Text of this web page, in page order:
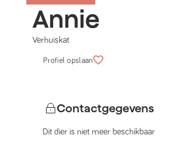
Annie
Verhuiskat
Profiel opslaan
Contactgegevens
Dit dier is niet meer beschikbaar